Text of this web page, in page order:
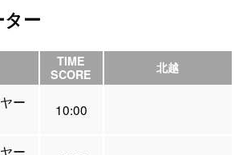
ー
TIME
SCORE
北越
ー
10:00
ー